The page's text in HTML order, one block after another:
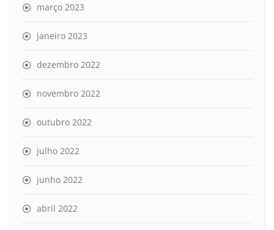
março 2023
janeiro 2023
dezembro 2022
novembro 2022
outubro 2022
julho 2022
junho 2022
abril 2022